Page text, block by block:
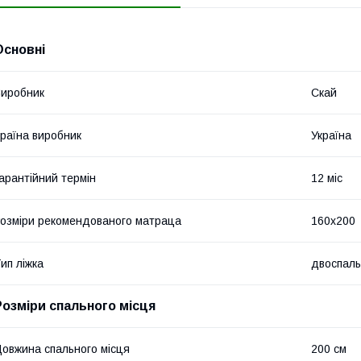
Скай
виробник Україна
термін 12 міс
рекомендованого матраца 160х200
ліжка
спального місця
спального місця 200 см